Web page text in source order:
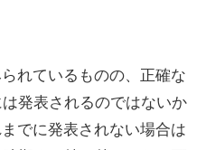
れているものの、正確な
発表されるのではないか
でに発表されない場合は